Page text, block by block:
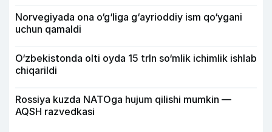
Norvegiyada ona o‘g‘liga g‘ayrioddiy ism qo‘ygani
uchun qamaldi
O‘zbekistonda olti oyda 15 trln so‘mlik ichimlik ishlab
chiqarildi
Rossiya kuzda NATOga hujum qilishi mumkin —
AQSH razvedkasi